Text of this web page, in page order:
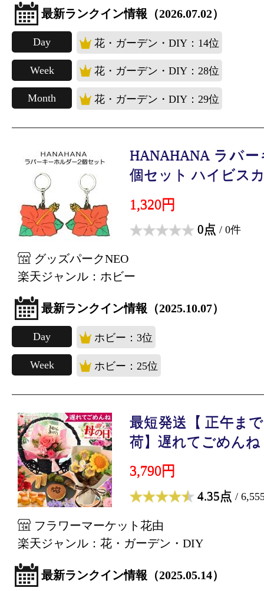
最新ランクイン情報（2026.07.02）
Day 花・ガーデン・DIY：14位
Week 花・ガーデン・DIY：28位
Month 花・ガーデン・DIY：29位
HANAHANA ラバ
個セット ハイビス
1,320円
0点 / 0件
グッズパークNEO
楽天ジャンル：ホビー
最新ランクイン情報（2025.10.07）
Day ホビー：3位
Week ホビー：25位
最短発送【 正午ま
荷】遅れてごめんね
3,790円
4.35点 /
フラワーマーケット花由
楽天ジャンル：花・ガーデン・DIY
最新ランクイン情報（2025.05.14）